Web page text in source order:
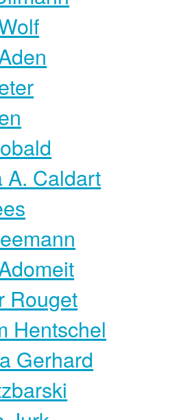
A. Caldart
Rouget
Hentschel
Gerhard